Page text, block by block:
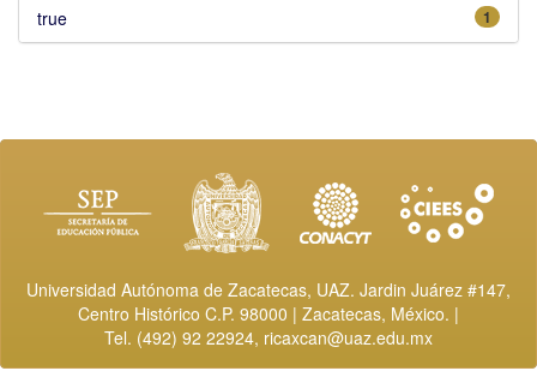
1
true
Universidad Autónoma de Zacatecas, UAZ. Jardin Juárez #147,
Centro Histórico C.P. 98000 | Zacatecas, México. |
Tel. (492) 92 22924, ricaxcan@uaz.edu.mx